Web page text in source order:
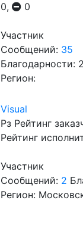
0,
0
Участник
Сообщений: 35
Благодарности:
Регион:
Visual
Рз Рейтинг
Рейтинг
Участник
Сообщений: 2
Регион: